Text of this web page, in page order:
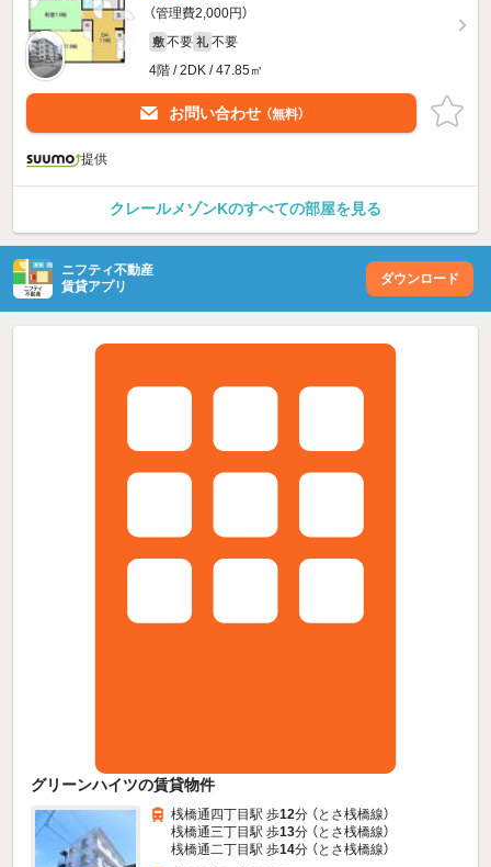
（管理費2,000円）
敷 不要 礼 不要
4階 / 2DK / 47.85㎡
お問い合わせ （無料）
提供
クレールメゾンKのすべての部屋を見る
ニフティ不動産
賃貸アプリ
ダウンロード
グリーンハイツの賃貸物件
桟橋通四丁目駅 歩12分 （とさ桟橋線）
桟橋通三丁目駅 歩13分 （とさ桟橋線）
桟橋通二丁目駅 歩14分 （とさ桟橋線）